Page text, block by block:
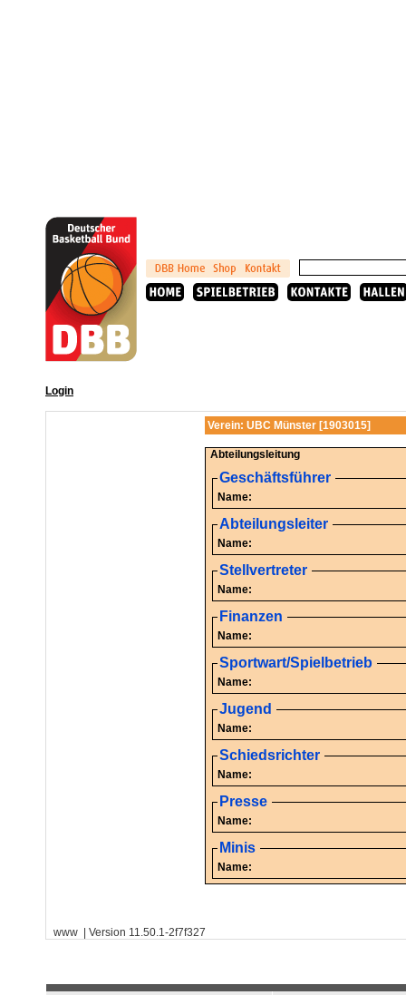
Login
Verein: UBC Münster [1903015]
Abteilungsleitung
Geschäftsführer
Name:
Abteilungsleiter
Name:
Stellvertreter
Name:
Finanzen
Name:
Sportwart/Spielbetrieb
Name:
Jugend
Name:
Schiedsrichter
Name:
Presse
Name:
Minis
Name:
www | Version 11.50.1-2f7f327